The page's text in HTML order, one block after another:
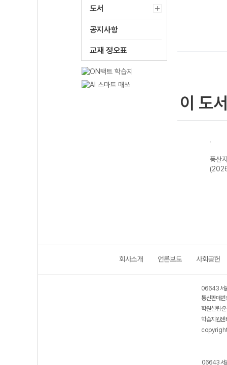
도서
공지사항
교재 정오표
이 도
풍산
회사소개 언론보도 사회공헌
06643 서
통신판매
학원설립·
학습지원
06643 서